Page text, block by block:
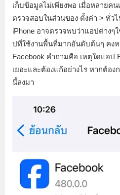
เก็บข้อมูลไม่เพียงพอ เมื่อหลายค
ตรวจสอบในส่วนของ ตั้งค่า > ทั่ว
iPhone อาจตรวจพบว่าแอปต่างๆ
ปที่ใช้งานพื้นที่มากอันดับต้นๆ คง
Facebook คำถามคือ เหตุใดแอป
เยอะและต้องแก้อย่างไร หากต้อ
นี้ลงมา